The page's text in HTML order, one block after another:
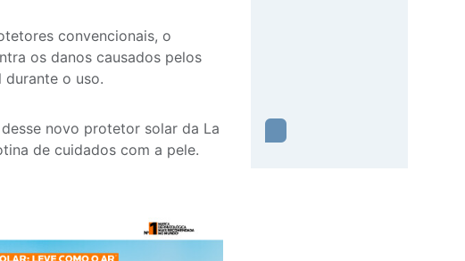
convencionais, o
os danos causados pelos
o uso.
novo protetor solar da La
de cuidados com a pele.